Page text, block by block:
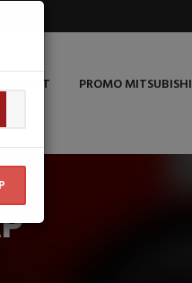
PRICE LIST PROMO MITSUBISHI